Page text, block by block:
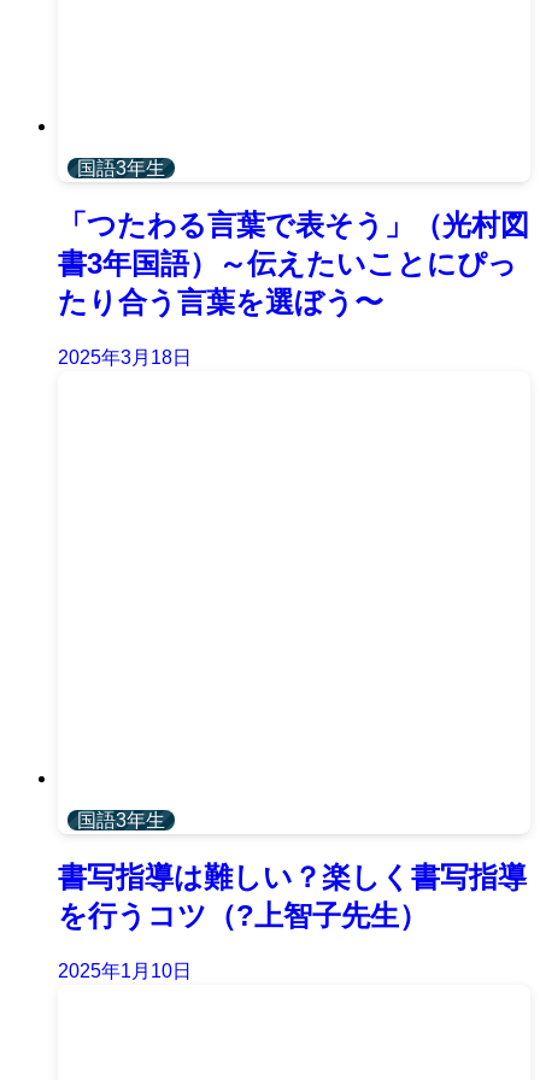
国語3年生
「つたわる言葉で表そう」（光村図
書3年国語）～伝えたいことにぴっ
たり合う言葉を選ぼう〜
2025年3月18日
国語3年生
書写指導は難しい？楽しく書写指導
を行うコツ（?上智子先生）
2025年1月10日